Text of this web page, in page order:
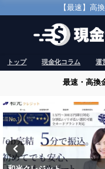
【最速】高
トップ 現金化コラム 運
最速・高換
クレジットカー